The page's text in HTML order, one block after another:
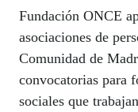
Fundación ONCE
asociaciones de
Comunidad de
convocatorias para
sociales que